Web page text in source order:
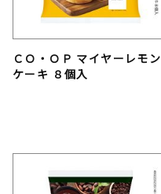
ＣＯ・ＯＰ マイヤーレモン
ケーキ ８個入